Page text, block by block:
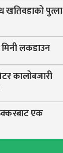
खतिवडाको पुत्ला
मिनी लकडाउन
कालोबजारी
एक